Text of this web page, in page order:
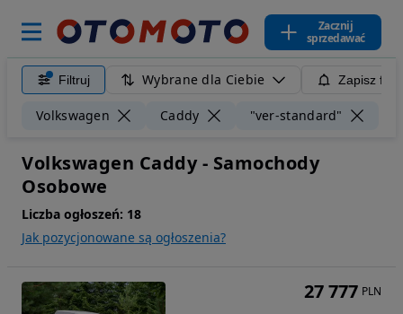
Zacznij
sprzedawać
Filtruj Wybrane dla Ciebie Zapisz
Volkswagen Caddy "ver-standard"
Volkswagen Caddy - Samochody
Osobowe
Liczba ogłoszeń: 18
Jak pozycjonowane są ogłoszenia?
27 777 PLN